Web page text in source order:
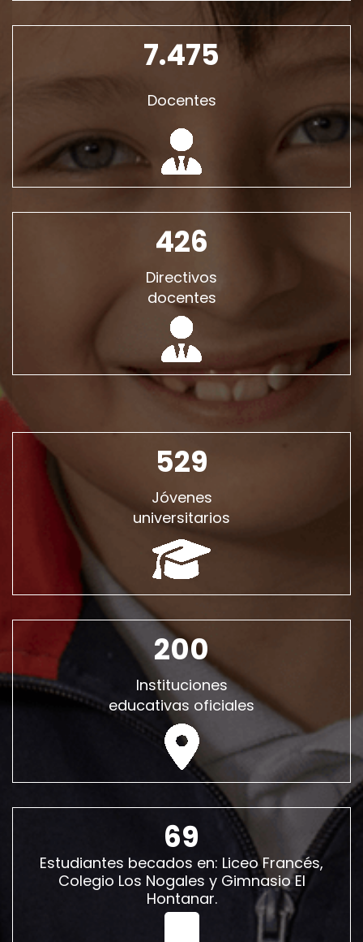
7.475
Docentes
426
Directivos
docentes
529
Jóvenes
universitarios
200
Instituciones
educativas oficiales
69
Estudiantes becados en: Liceo Francés,
Colegio Los Nogales y Gimnasio El
Hontanar.